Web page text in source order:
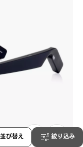
並び替え 絞り込み